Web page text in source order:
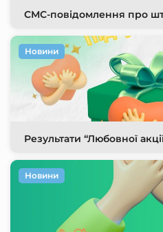
СМС-повідомлення про
Результати “Любовної
Новини
Новини